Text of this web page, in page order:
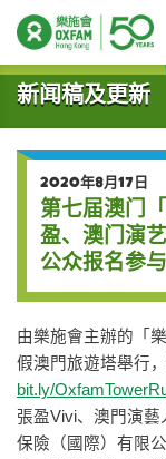
开始主要内容
新闻稿及更新
2020年8月17日
第七届澳门
盈、澳门演
公众报名参
由樂施會主辦的「
假澳門旅遊塔舉行
bit.ly/
張盈Vivi、澳門演
保險（國際）有限